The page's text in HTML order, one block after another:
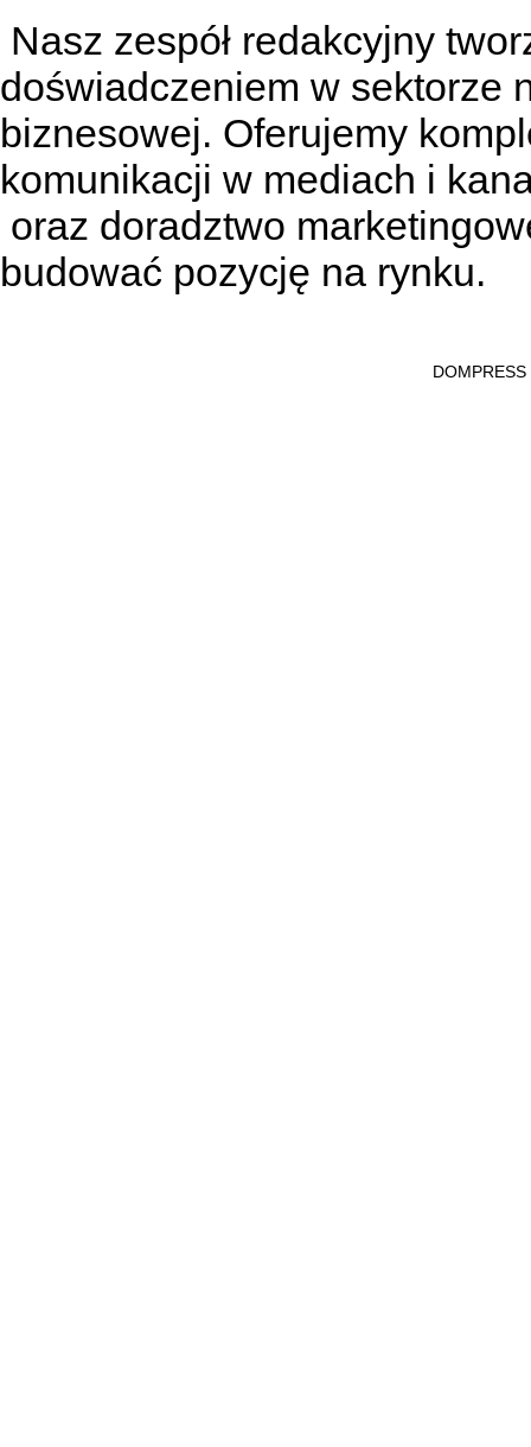
Nasz zespół redakcyjny
doświadczeniem w sektorze
biznesowej. Oferujemy
komunikacji w mediach i
oraz doradztwo
budować pozycję na rynku.